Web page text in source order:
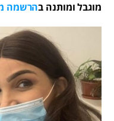
מוגבל ומותנה בהרשמה